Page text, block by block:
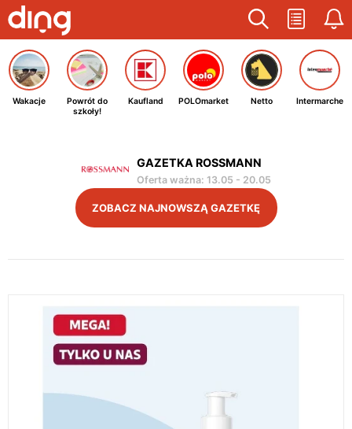
Wakacje
Powrót do
szkoły!
Kaufland POLOmarket Netto Intermarche
GAZETKA ROSSMANN
Oferta ważna: 13.05 - 20.05
ZOBACZ NAJNOWSZĄ GAZETKĘ